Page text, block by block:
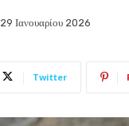
29 Ιανουαρίου 2026
Twitter